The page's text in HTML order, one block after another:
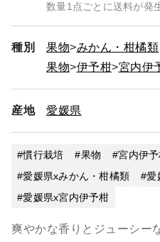
数量1点ごとに送料が発
種別 果物
みかん・柑橘類
果物
伊予柑 宮内伊
産地 愛媛県
慣行栽培 果物 宮内伊
愛媛県xみかん・柑橘類
愛
愛媛県x宮内伊予柑
爽やかな香りとジューシー